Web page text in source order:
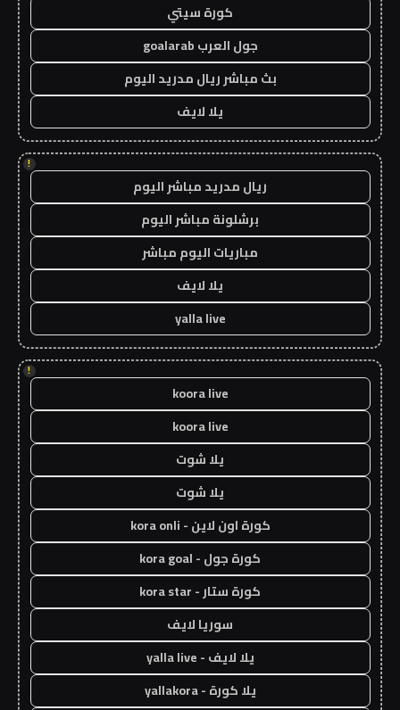
كورة سيتي
جول العرب goalarab
بث مباشر ريال مدريد اليوم
يلا لايف
!
ريال مدريد مباشر اليوم
برشلونة مباشر اليوم
مباريات اليوم مباشر
يلا لايف
yalla live
!
koora live
koora live
يلا شوت
يلا شوت
كورة اون لاين - kora onli
كورة جول - kora goal
كورة ستار - kora star
سوريا لايف
يلا لايف - yalla live
يلا كورة - yallakora